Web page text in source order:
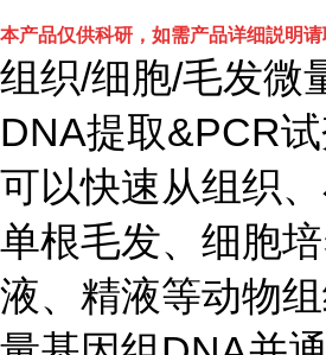
本产品仅供科研，如需产品详细説明
组织/细胞/毛发微
DNA提取&PCR
可以快速从组织、
单根毛发、细胞
液、精液等动物